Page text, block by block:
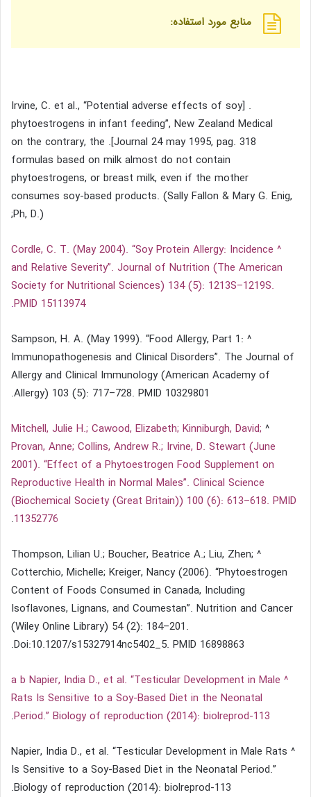
منابع مورد استفاده:
. [Irvine, C. et al., “Potential adverse effects of soy
phytoestrogens in infant feeding”, New Zealand Medical
Journal 24 may 1995, pag. 318]. on the contrary, the
formulas based on milk almost do not contain
phytoestrogens, or breast milk, even if the mother
consumes soy-based products. (Sally Fallon & Mary G. Enig,
Ph, D.);
^
Cordle, C. T. (May 2004). “Soy Protein Allergy: Incidence
and Relative Severity”. Journal of Nutrition (The American
Society for Nutritional Sciences) 134 (5): 1213S–1219S.
PMID 15113974
.
^ Sampson, H. A. (May 1999). “Food Allergy, Part 1:
Immunopathogenesis and Clinical Disorders”. The Journal of
Allergy and Clinical Immunology (American Academy of
Allergy) 103 (5): 717–728. PMID 10329801.
^
Mitchell, Julie H.; Cawood, Elizabeth; Kinniburgh, David;
Provan, Anne; Collins, Andrew R.; Irvine, D. Stewart (June
2001). “Effect of a Phytoestrogen Food Supplement on
Reproductive Health in Normal Males”. Clinical Science
(Biochemical Society (Great Britain)) 100 (6): 613–618. PMID
11352776
.
^ Thompson, Lilian U.; Boucher, Beatrice A.; Liu, Zhen;
Cotterchio, Michelle; Kreiger, Nancy (2006). “Phytoestrogen
Content of Foods Consumed in Canada, Including
Isoflavones, Lignans, and Coumestan”. Nutrition and Cancer
(Wiley Online Library) 54 (2): 184–201.
Doi:10.1207/s15327914nc5402_5. PMID 16898863.
^ a b Napier, India D., et al. “Testicular Development in Male
Rats Is Sensitive to a Soy-Based Diet in the Neonatal
Period.” Biology of reproduction (2014): biolreprod-113
.
^ Napier, India D., et al. “Testicular Development in Male Rats
Is Sensitive to a Soy-Based Diet in the Neonatal Period.”
Biology of reproduction (2014): biolreprod-113.